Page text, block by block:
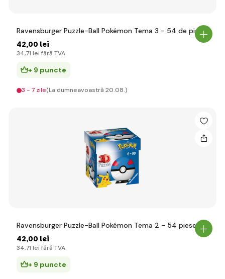
Ravensburger Puzzle-Ball Pokémon Tema 3 - 54 de piese
42,00 lei
34,71 lei fără TVA
+ 9 puncte
3 - 7 zile(La dumneavoastră 20.08.)
Ravensburger Puzzle-Ball Pokémon Tema 2 - 54 piese
42,00 lei
34,71 lei fără TVA
+ 9 puncte